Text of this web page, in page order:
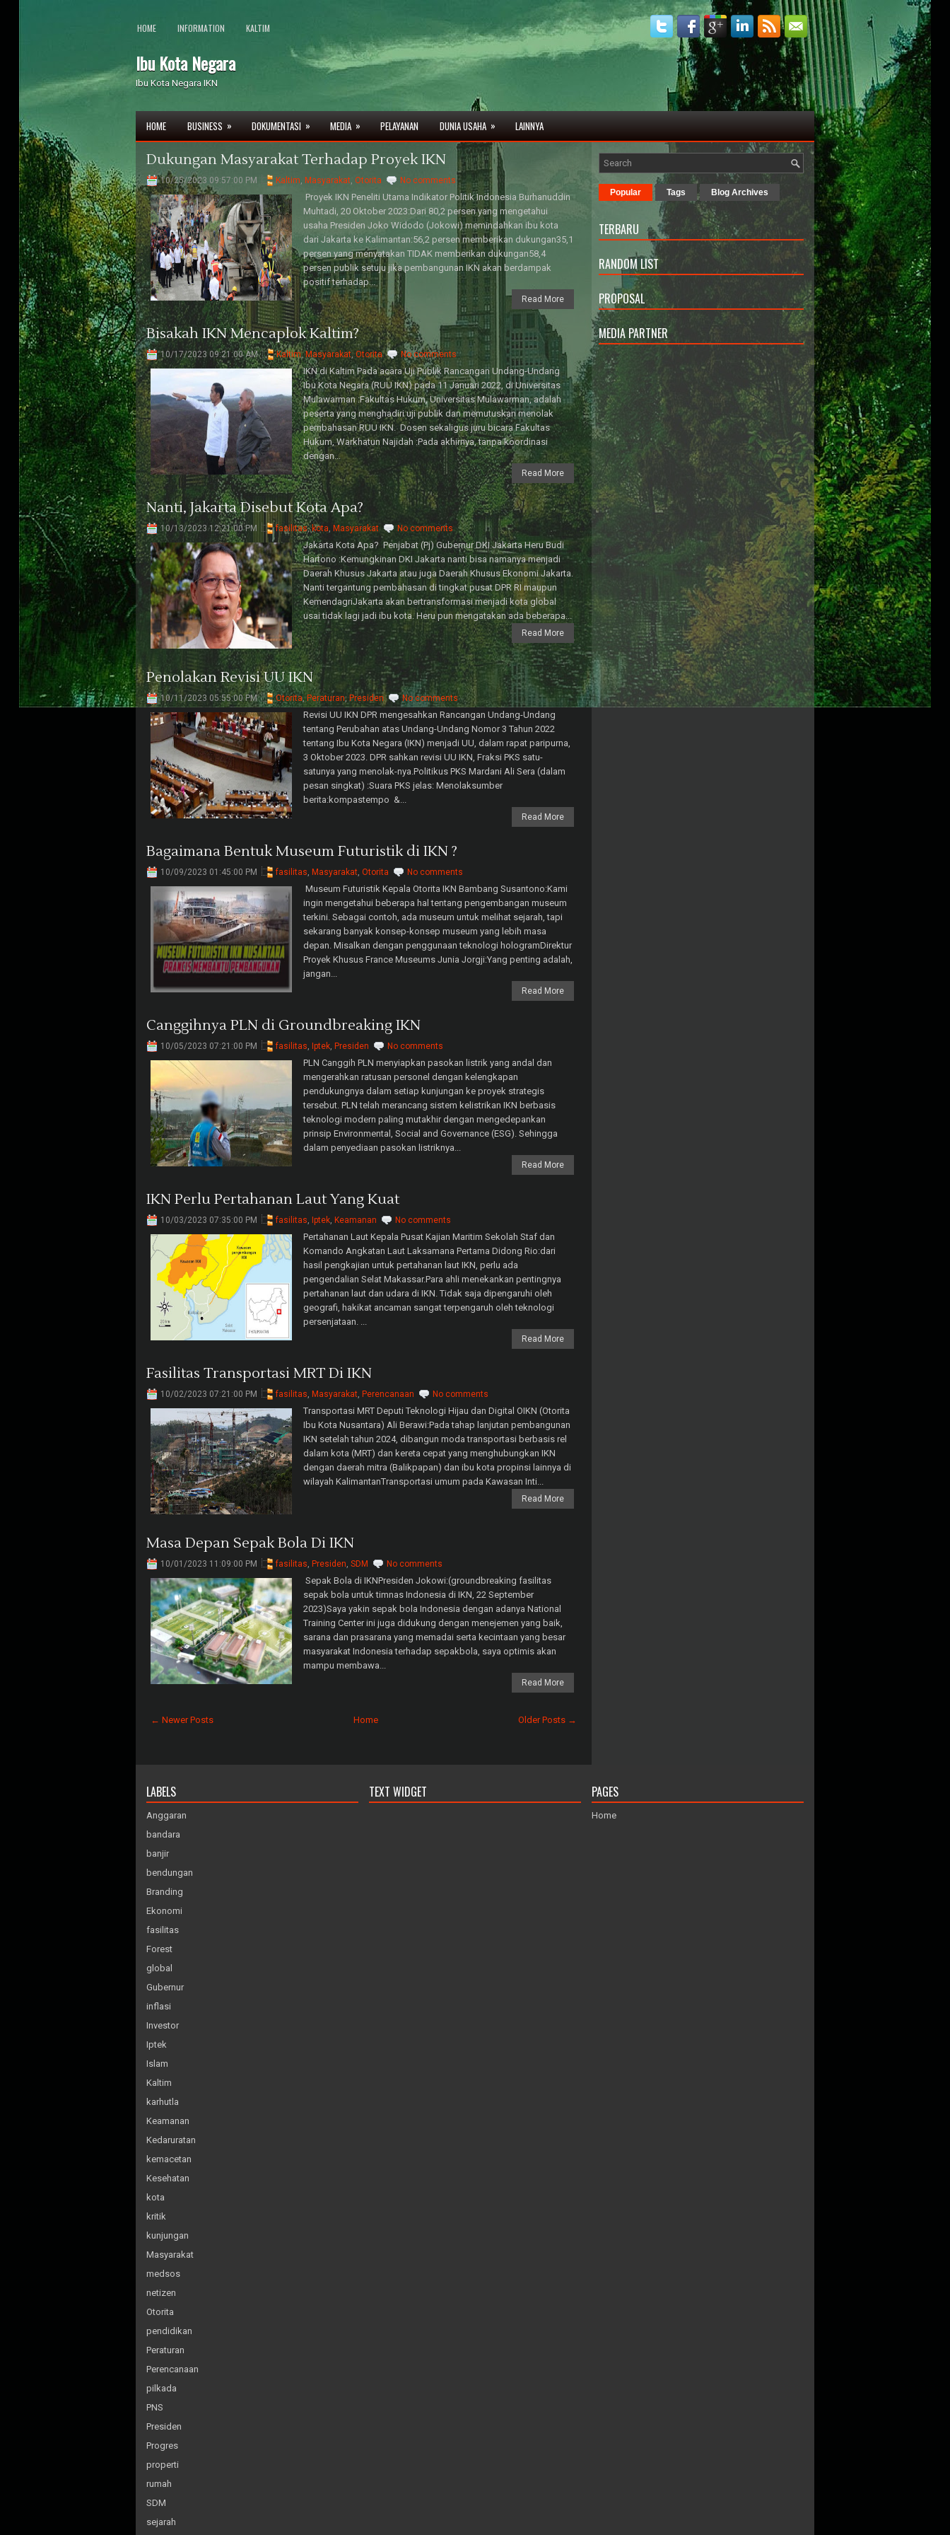
HOME INFORMATION KALTIM
Ibu Kota Negara
Ibu Kota Negara IKN
HOME BUSINESS » DOKUMENTASI » MEDIA » PELAYANAN DUNIA USAHA » LAINNYA
Dukungan Masyarakat Terhadap Proyek IKN
10/25/2023 09:57:00 PM Kaltim, Masyarakat, Otorita No comments
Proyek IKN Peneliti Utama Indikator Politik Indonesia Burhanuddin
Muhtadi, 20 Oktober 2023:Dari 80,2 persen yang mengetahui
usaha Presiden Joko Widodo (Jokowi) memindahkan ibu kota
dari Jakarta ke Kalimantan:56,2 persen memberikan dukungan35,1
persen yang menyatakan TIDAK memberikan dukungan58,4
persen publik setuju jika pembangunan IKN akan berdampak
positif terhadap...
Read More
Bisakah IKN Mencaplok Kaltim?
10/17/2023 09:21:00 AM Kaltim,Masyarakat, Otorita No comments
IKN di Kaltim Pada acara Uji Publik Rancangan Undang-Undang
Ibu Kota Negara (RUU IKN) pada 11 Januari 2022, di Universitas
Mulawarman :Fakultas Hukum, Universitas Mulawarman, adalah
peserta yang menghadiri uji publik dan memutuskan menolak
pembahasan RUU IKN. Dosen sekaligus juru bicara Fakultas
Hukum, Warkhatun Najidah :Pada akhirnya, tanpa koordinasi
dengan...
Read More
Nanti, Jakarta Disebut Kota Apa?
10/13/2023 12:21:00 PM fasilitas,kota, Masyarakat No comments
Jakarta Kota Apa? Penjabat (Pj) Gubernur DKI Jakarta Heru Budi
Hartono :Kemungkinan DKI Jakarta nanti bisa namanya menjadi
Daerah Khusus Jakarta atau juga Daerah Khusus Ekonomi Jakarta.
Nanti tergantung pembahasan di tingkat pusat DPR RI maupun
KemendagriJakarta akan bertransformasi menjadi kota global
usai tidak lagi jadi ibu kota. Heru pun mengatakan ada beberapa...
Read More
Penolakan Revisi UU IKN
10/11/2023 05:55:00 PM Otorita, Peraturan, Presiden No comments
Revisi UU IKN DPR mengesahkan Rancangan Undang-Undang
tentang Perubahan atas Undang-Undang Nomor 3 Tahun 2022
tentang Ibu Kota Negara (IKN) menjadi UU, dalam rapat paripurna,
3 Oktober 2023. DPR sahkan revisi UU IKN, Fraksi PKS satu-
satunya yang menolak-nya.Politikus PKS Mardani Ali Sera (dalam
pesan singkat) :Suara PKS jelas: Menolaksumber
berita:kompastempo &...
Read More
Bagaimana Bentuk Museum Futuristik di IKN ?
10/09/2023 01:45:00 PM fasilitas, Masyarakat, Otorita No comments
Museum Futuristik Kepala Otorita IKN Bambang Susantono:Kami
ingin mengetahui beberapa hal tentang pengembangan museum
terkini. Sebagai contoh, ada museum untuk melihat sejarah, tapi
sekarang banyak konsep-konsep museum yang lebih masa
depan. Misalkan dengan penggunaan teknologi hologramDirektur
Proyek Khusus France Museums Junia Jorgji:Yang penting adalah,
jangan...
Read More
Canggihnya PLN di Groundbreaking IKN
10/05/2023 07:21:00 PM fasilitas, Iptek, Presiden No comments
PLN Canggih PLN menyiapkan pasokan listrik yang andal dan
mengerahkan ratusan personel dengan kelengkapan
pendukungnya dalam setiap kunjungan ke proyek strategis
tersebut. PLN telah merancang sistem kelistrikan IKN berbasis
teknologi modern paling mutakhir dengan mengedepankan
prinsip Environmental, Social and Governance (ESG). Sehingga
dalam penyediaan pasokan listriknya...
Read More
IKN Perlu Pertahanan Laut Yang Kuat
10/03/2023 07:35:00 PM fasilitas, Iptek, Keamanan No comments
Pertahanan Laut Kepala Pusat Kajian Maritim Sekolah Staf dan
Komando Angkatan Laut Laksamana Pertama Didong Rio:dari
hasil pengkajian untuk pertahanan laut IKN, perlu ada
pengendalian Selat Makassar.Para ahli menekankan pentingnya
pertahanan laut dan udara di IKN. Tidak saja dipengaruhi oleh
geografi, hakikat ancaman sangat terpengaruh oleh teknologi
persenjataan. ...
Read More
Fasilitas Transportasi MRT Di IKN
10/02/2023 07:21:00 PM fasilitas, Masyarakat, Perencanaan No comments
Transportasi MRT Deputi Teknologi Hijau dan Digital OIKN (Otorita
Ibu Kota Nusantara) Ali Berawi:Pada tahap lanjutan pembangunan
IKN setelah tahun 2024, dibangun moda transportasi berbasis rel
dalam kota (MRT) dan kereta cepat yang menghubungkan IKN
dengan daerah mitra (Balikpapan) dan ibu kota propinsi lainnya di
wilayah KalimantanTransportasi umum pada Kawasan Inti...
Read More
Masa Depan Sepak Bola Di IKN
10/01/2023 11:09:00 PM fasilitas, Presiden, SDM No comments
Sepak Bola di IKNPresiden Jokowi:(groundbreaking fasilitas
sepak bola untuk timnas Indonesia di IKN, 22 September
2023)Saya yakin sepak bola Indonesia dengan adanya National
Training Center ini juga didukung dengan menejemen yang baik,
sarana dan prasarana yang memadai serta kecintaan yang besar
masyarakat Indonesia terhadap sepakbola, saya optimis akan
mampu membawa...
Read More
← Newer Posts Older Posts →
Home
Popular Tags Blog Archives
TERBARU
RANDOM LIST
PROPOSAL
MEDIA PARTNER
LABELS
Anggaran
bandara
banjir
bendungan
Branding
Ekonomi
fasilitas
Forest
global
Gubernur
inflasi
Investor
Iptek
Islam
Kaltim
karhutla
Keamanan
Kedaruratan
kemacetan
Kesehatan
kota
kritik
kunjungan
Masyarakat
medsos
netizen
Otorita
pendidikan
Peraturan
Perencanaan
pilkada
PNS
Presiden
Progres
properti
rumah
SDM
sejarah
TEXT WIDGET PAGES
Home